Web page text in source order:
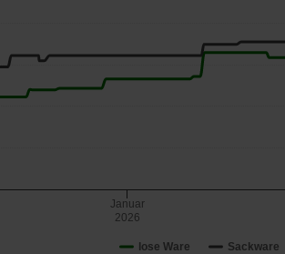
lose Ware Sackware
Januar
2026